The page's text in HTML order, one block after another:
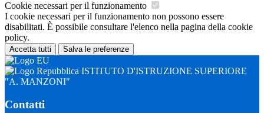
Cookie necessari per il funzionamento
I cookie necessari per il funzionamento non possono essere
disabilitati. È possibile consultare l'elenco nella pagina della cookie
policy.
Accetta tutti Salva le preferenze
ISTITUTO D'ISTRUZIONE SUPERIORE
"A. MANZONI"
Contatti